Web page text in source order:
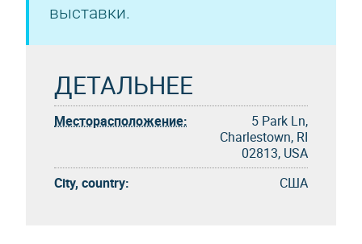
выставки.
ДЕТАЛЬНЕЕ
Месторасположение:
5 Park Ln,
Charlestown, RI
02813, USA
City, country:
США